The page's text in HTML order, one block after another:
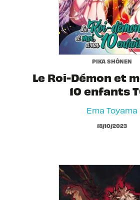
PIKA SHÔNEN
Le Roi-Démon et
10 enfants
Ema Toyama
18/10/2023